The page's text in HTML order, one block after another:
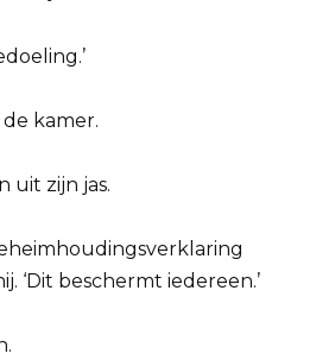
kamer.
uit zijn jas.
‘Dit beschermt iedereen.’